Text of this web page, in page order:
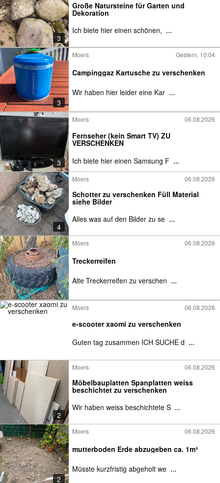
3
Große Natursteine für Garten und
Dekoration
Ich biete hier einen schönen, ...
3
Moers Gestern, 10:04
Campinggaz Kartusche zu verschenken
Wir haben hier leider eine Kar ...
3
Moers 06.08.2026
Fernseher (kein Smart TV) ZU
VERSCHENKEN
Ich biete hier einen Samsung F ...
4
Moers 06.08.2026
Schotter zu verschenken Füll Material
siehe Bilder
Alles was auf den Bilder zu se ...
Moers 06.08.2026
Treckerreifen
Alte Treckerreifen zu verschen ...
Moers 06.08.2026
e-scooter xaomi zu verschenken
Guten tag zusammen ICH SUCHE d ...
2
Moers 06.08.2026
Möbelbauplatten Spanplatten weiss
beschichtet zu verschenken
Wir haben weiss beschichtete S ...
2
Moers 06.08.2026
mutterboden Erde abzugeben ca. 1m³
Müsste kurzfristig abgeholt we ...